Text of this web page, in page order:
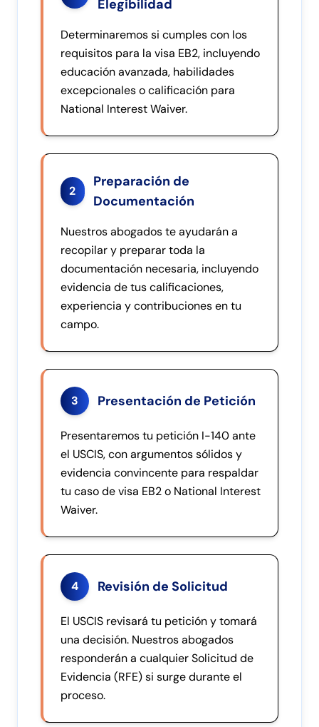
Elegibilidad
Determinaremos si cumples con los
requisitos para la visa EB2, incluyendo
educación avanzada, habilidades
excepcionales o calificación para
National Interest Waiver.
2
Preparación de
Documentación
Nuestros abogados te ayudarán a
recopilar y preparar toda la
documentación necesaria, incluyendo
evidencia de tus calificaciones,
experiencia y contribuciones en tu
campo.
3 Presentación de Petición
Presentaremos tu petición I-140 ante
el USCIS, con argumentos sólidos y
evidencia convincente para respaldar
tu caso de visa EB2 o National Interest
Waiver.
4 Revisión de Solicitud
El USCIS revisará tu petición y tomará
una decisión. Nuestros abogados
responderán a cualquier Solicitud de
Evidencia (RFE) si surge durante el
proceso.